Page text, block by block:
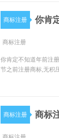
商标注册 你肯
商标注册
你肯定不知道年前注
节之前注册商标,无积
商标注册 商标